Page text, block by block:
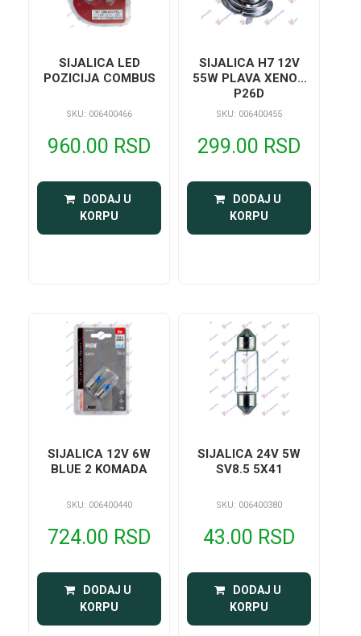
SIJALICA LED
POZICIJA COMBUS
SKU: 006400466
960.00 RSD
DODAJ U
KORPU
SIJALICA H7 12V
55W PLAVA XENON
P26D
SKU: 006400455
299.00 RSD
DODAJ U
KORPU
SIJALICA 12V 6W
BLUE 2 KOMADA
SKU: 006400440
724.00 RSD
DODAJ U
KORPU
SIJALICA 24V 5W
SV8.5 5X41
SKU: 006400380
43.00 RSD
DODAJ U
KORPU